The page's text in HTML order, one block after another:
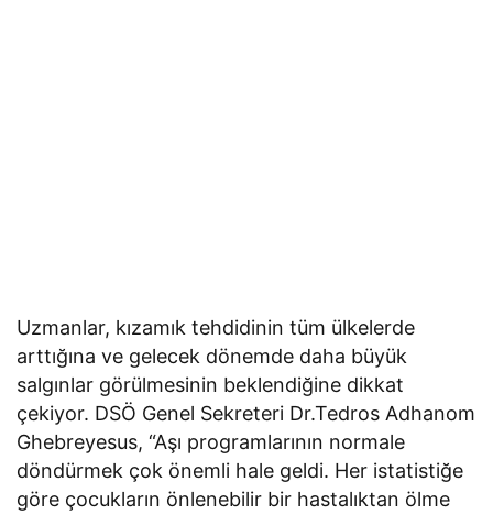
Uzmanlar, kızamık tehdidinin tüm ülkelerde
arttığına ve gelecek dönemde daha büyük
salgınlar görülmesinin beklendiğine dikkat
çekiyor. DSÖ Genel Sekreteri Dr.Tedros Adhanom
Ghebreyesus, “Aşı programlarının normale
döndürmek çok önemli hale geldi. Her istatistiğe
göre çocukların önlenebilir bir hastalıktan ölme